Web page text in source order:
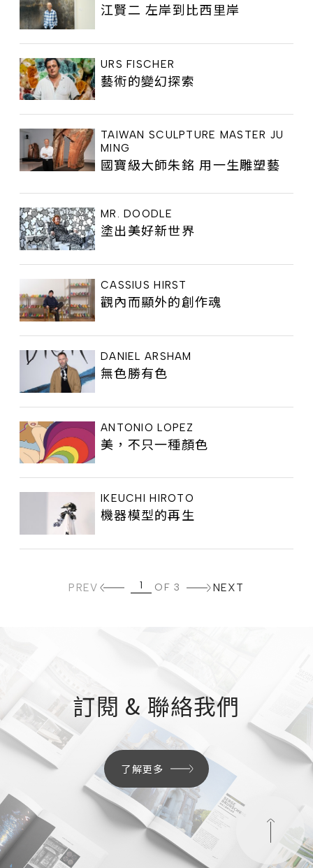
江賢二 左岸到比西里岸
URS FISCHER
藝術的變幻探索
TAIWAN SCULPTURE MASTER JU
MING
國寶級大師朱銘 用一生雕塑藝
MR. DOODLE
塗出美好新世界
CASSIUS HIRST
觀內而顯外的創作魂
DANIEL ARSHAM
無色勝有色
ANTONIO LOPEZ
美，不只一種顏色
IKEUCHI HIROTO
機器模型的再生
PREV OF 3 NEXT
訂閱 & 聯絡我們
了解更多